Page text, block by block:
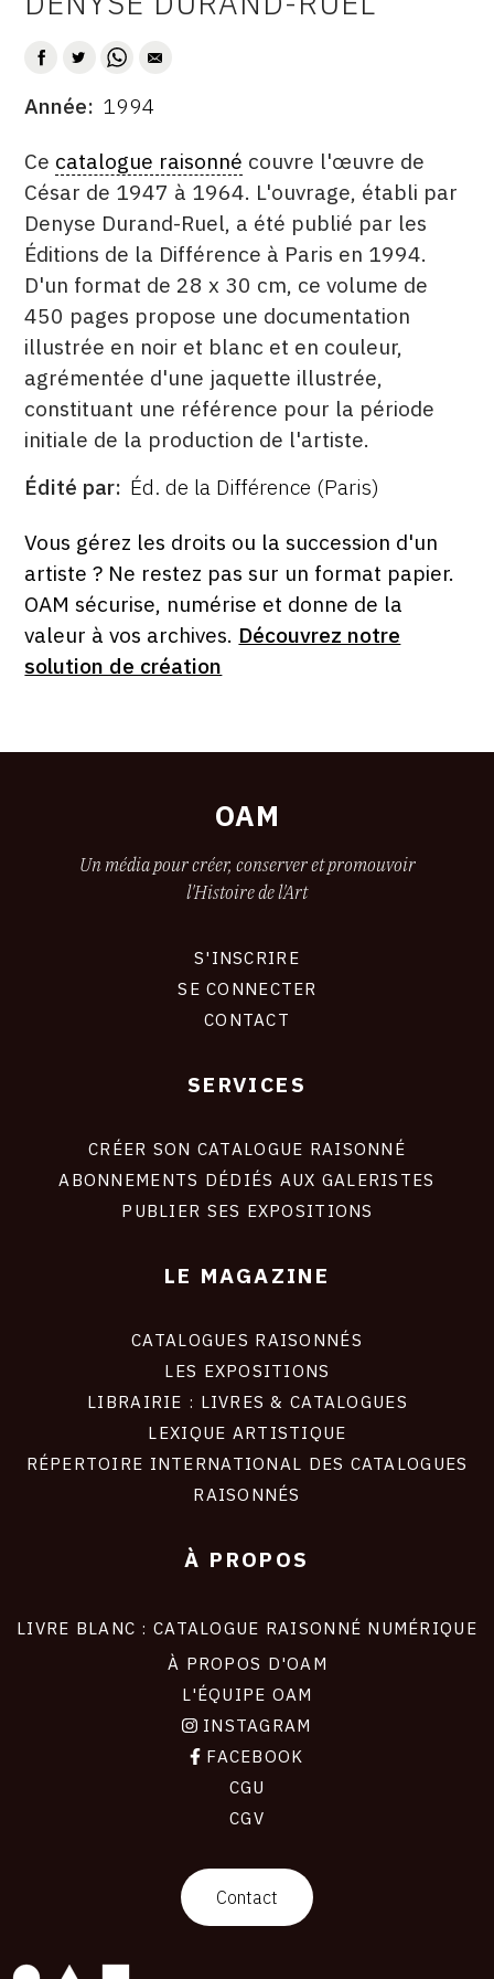
SUIVEZ-NOUS
INSTAGRAM
FACEBOOK
TWITTER
PINTEREST
AUTEUR
DATE
Année 1994
DESCRITPTION
Ce catalogue raisonné couvre l'œuvre de
César de 1947 à 1964. L'ouvrage, établi par
Denyse Durand-Ruel, a été publié par les
Éditions de la Différence à Paris en 1994.
D'un format de 28 x 30 cm, ce volume de
450 pages propose une documentation
illustrée en noir et blanc et en couleur,
agrémentée d'une jaquette illustrée,
constituant une référence pour la période
initiale de la production de l'artiste.
ÉDITÉ
Édité par Éd. de la Différence (Paris)
FORMAT
ÉTAT
Vous gérez les droits ou la succession d'un
artiste ? Ne restez pas sur un format papier.
OAM sécurise, numérise et donne de la
valeur à vos archives. Découvrez notre
solution de création
OAM
Un média pour créer, conserver et promouvoir
l'Histoire de l'Art
S'INSCRIRE
SE CONNECTER
CONTACT
SERVICES
CRÉER SON CATALOGUE RAISONNÉ
ABONNEMENTS DÉDIÉS AUX GALERISTES
PUBLIER SES EXPOSITIONS
LE MAGAZINE
CATALOGUES RAISONNÉS
LES EXPOSITIONS
LIBRAIRIE : LIVRES & CATALOGUES
LEXIQUE ARTISTIQUE
RÉPERTOIRE INTERNATIONAL DES CATALOGUES
RAISONNÉS
À PROPOS
LIVRE BLANC : CATALOGUE RAISONNÉ NUMÉRIQUE
À PROPOS D'OAM
L'ÉQUIPE OAM
INSTAGRAM
FACEBOOK
CGU
CGV
Contact